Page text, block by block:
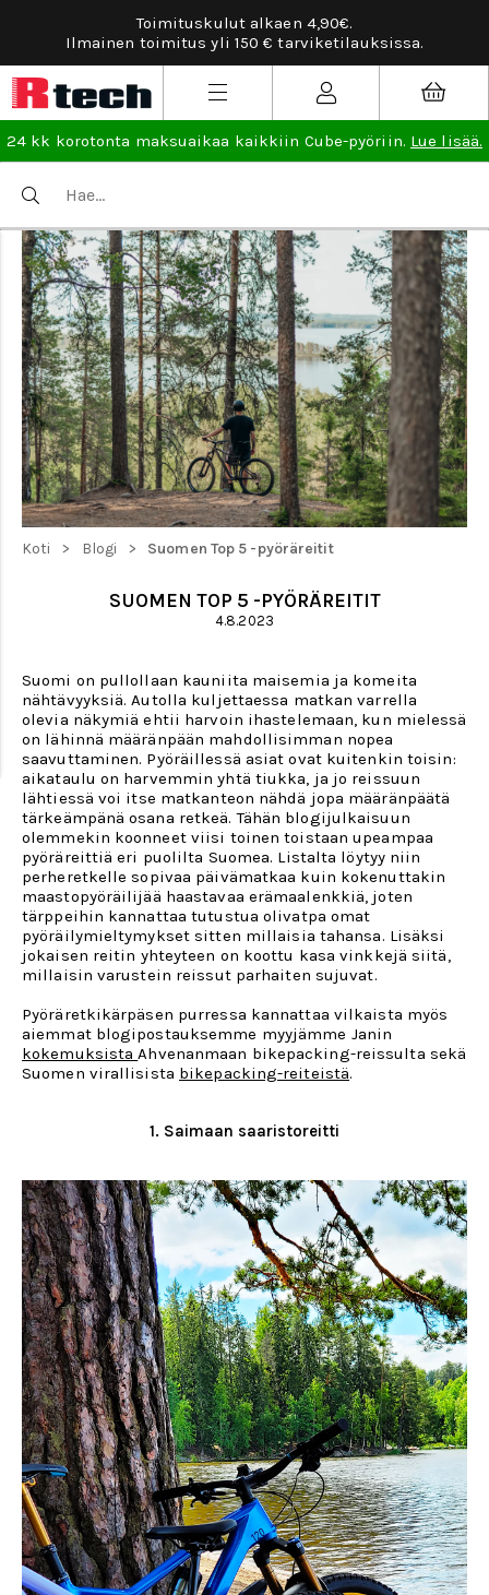
Tarviketilauksissa ilmainen vaihto- ja palautusoikeus.
lisää .
24 kk korotonta maksuaikaa kaikkiin Cube-pyöriin. Lue lisää.
Koti > Blogi > Suomen Top 5 -pyöräreitit
SUOMEN TOP 5 -PYÖRÄREITIT
4.8.2023
Suomi on pullollaan kauniita maisemia ja komeita
nähtävyyksiä. Autolla kuljettaessa matkan varrella
olevia näkymiä ehtii harvoin ihastelemaan, kun mielessä
on lähinnä määränpään mahdollisimman nopea
saavuttaminen. Pyöräillessä asiat ovat kuitenkin toisin:
aikataulu on harvemmin yhtä tiukka, ja jo reissuun
lähtiessä voi itse matkanteon nähdä jopa määränpäätä
tärkeämpänä osana retkeä. Tähän blogijulkaisuun
olemmekin koonneet viisi toinen toistaan upeampaa
pyöräreittiä eri puolilta Suomea. Listalta löytyy niin
perheretkelle sopivaa päivämatkaa kuin kokenuttakin
maastopyöräilijää haastavaa erämaalenkkiä, joten
tärppeihin kannattaa tutustua olivatpa omat
pyöräilymieltymykset sitten millaisia tahansa. Lisäksi
jokaisen reitin yhteyteen on koottu kasa vinkkejä siitä,
millaisin varustein reissut parhaiten sujuvat.
Pyöräretkikärpäsen purressa kannattaa vilkaista myös
aiemmat blogipostauksemme myyjämme Janin
kokemuksistaAhvenanmaan bikepacking-reissulta sekä
Suomen virallisista bikepacking-reiteistä.
1. Saimaan saaristoreitti